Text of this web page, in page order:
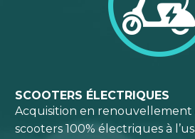
SCOOTERS ÉLECTRIQUES
Acquisition en renouvellement
scooters 100% électriques à